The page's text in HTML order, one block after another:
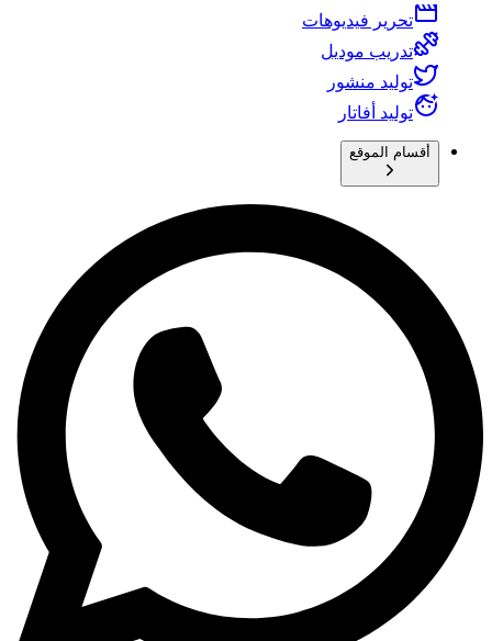
تحرير فيديوهات
تدريب موديل
توليد منشور
توليد أفاتار
أقسام الموقع